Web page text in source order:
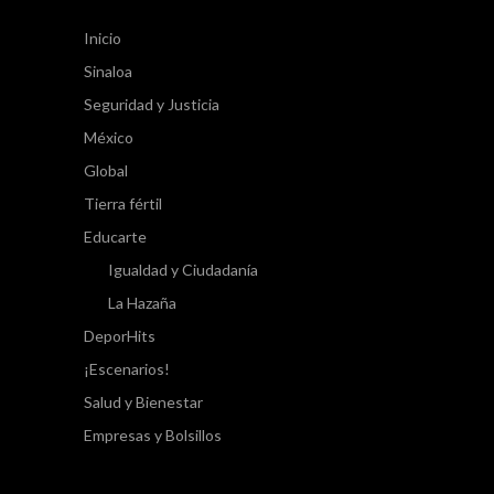
Inicio
Sinaloa
Seguridad y Justicia
México
Global
Tierra fértil
Educarte
Igualdad y Ciudadanía
La Hazaña
DeporHits
¡Escenarios!
Salud y Bienestar
Empresas y Bolsillos